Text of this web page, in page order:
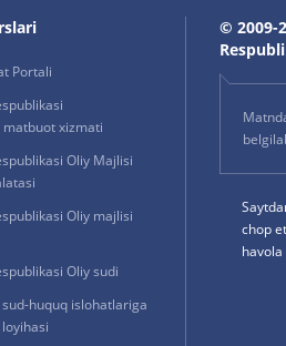
Portali
xizmati
Oliy Majlisi
Oliy majlisi
Oliy sudi
huquq islohatlariga
© 2009-
chop